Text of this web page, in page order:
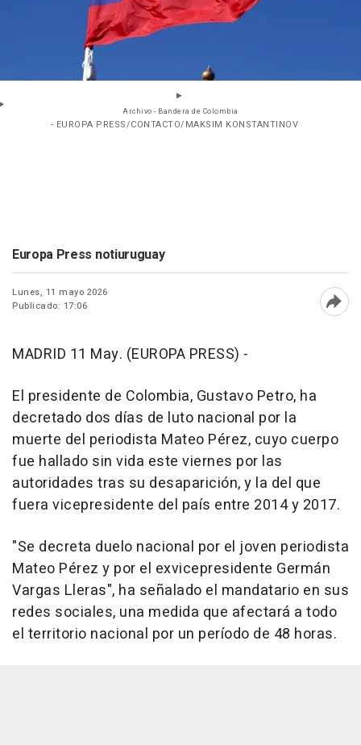
Archivo - Bandera de Colombia
- EUROPA PRESS/CONTACTO/MAKSIM KONSTANTINOV
Europa Press notiuruguay
Lunes, 11 mayo 2026
Publicado: 17:06
MADRID 11 May. (EUROPA PRESS) -
El presidente de Colombia, Gustavo Petro, ha
decretado dos días de luto nacional por la
muerte del periodista Mateo Pérez, cuyo cuerpo
fue hallado sin vida este viernes por las
autoridades tras su desaparición, y la del que
fuera vicepresidente del país entre 2014 y 2017.
"Se decreta duelo nacional por el joven periodista
Mateo Pérez y por el exvicepresidente Germán
Vargas Lleras", ha señalado el mandatario en sus
redes sociales, una medida que afectará a todo
el territorio nacional por un período de 48 horas.